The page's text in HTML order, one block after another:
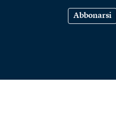
Abbonarsi